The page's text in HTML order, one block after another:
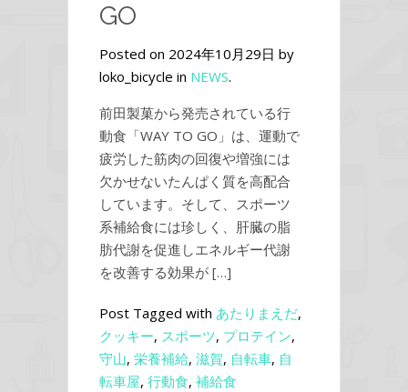
GO
Posted on 2024年10月29日 by
loko_bicycle in NEWS.
前田製菓から発売されている行
動食「WAY TO GO」は、運動で
疲労した筋肉の回復や増強には
欠かせないたんぱく質を高配合
しています。そして、スポーツ
系補給食には珍しく、肝臓の脂
肪代謝を促進しエネルギー代謝
を改善する効果が […]
Post Tagged with あたりまえだ,
クッキー, スポーツ, プロテイン,
守山, 栄養補給, 滋賀, 自転車, 自
転車屋, 行動食, 補給食